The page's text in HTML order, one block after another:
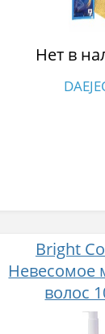
Нет в
Bright
Невесомое
волос